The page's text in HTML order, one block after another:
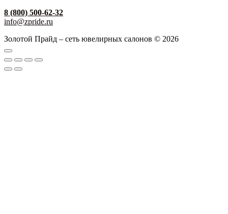
8 (800) 500-62-32
info@zpride.ru
Золотой Прайд – сеть ювелирных салонов © 2026